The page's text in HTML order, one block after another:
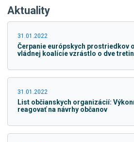
na
Skočiť
stránky
Aktuality
31.01.2022
Čerpanie európskych prostriedkov
vládnej koalície vzrástlo o dve
31.01.2022
List občianskych organizácií:
reagovať na návrhy občanov